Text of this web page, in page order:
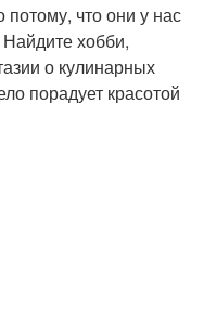
что они у нас
Найдите хобби,
о кулинарных
порадует красотой